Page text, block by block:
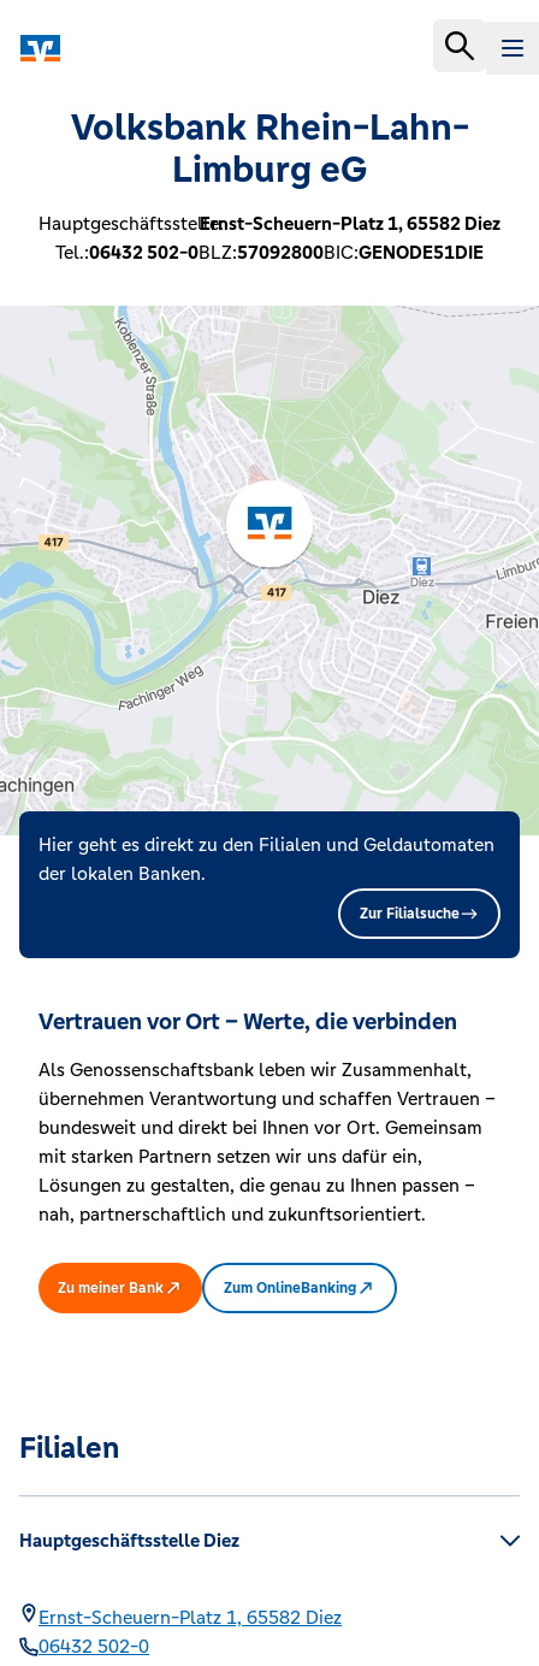
Volksbank Rhein-Lahn-
Limburg eG
Hauptgeschäftsstelle:Ernst-Scheuern-Platz 1,65582 Diez
Tel.:06432 502-0BLZ:57092800BIC:GENODE51DIE
Hier geht es direkt zu den Filialen und Geldautomaten
der lokalen Banken.
Zur Filialsuche
Vertrauen vor Ort – Werte, die verbinden
Als Genossenschaftsbank leben wir Zusammenhalt,
übernehmen Verantwortung und schaffen Vertrauen –
bundesweit und direkt bei Ihnen vor Ort. Gemeinsam
mit starken Partnern setzen wir uns dafür ein,
Lösungen zu gestalten, die genau zu Ihnen passen –
nah, partnerschaftlich und zukunftsorientiert.
Zu meiner Bank Zum OnlineBanking
Filialen
Hauptgeschäftsstelle Diez
Ernst-Scheuern-Platz 1, 65582 Diez
06432 502-0